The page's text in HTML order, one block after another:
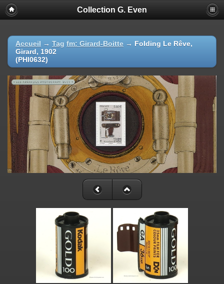
Collection G. Even
Accueil → Tag fm: Girard-Boitte → Folding Le Rêve,
Girard, 1902
(PHI0632)